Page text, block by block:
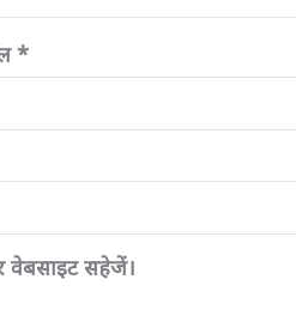
*
वेबसाइट सहेजें।